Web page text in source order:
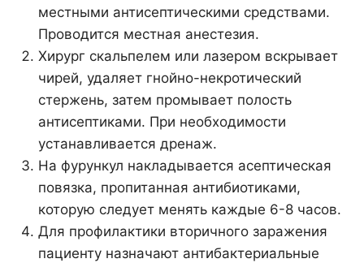
местными антисептическими средствами.
Проводится местная анестезия.
Хирург скальпелем или лазером вскрывает
чирей, удаляет гнойно-некротический
стержень, затем промывает полость
антисептиками. При необходимости
устанавливается дренаж.
На фурункул накладывается асептическая
повязка, пропитанная антибиотиками,
которую следует менять каждые 6-8 часов.
Для профилактики вторичного заражения
пациенту назначают антибактериальные